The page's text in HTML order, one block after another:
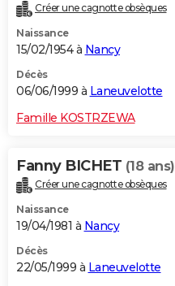
Créer une cagnotte obsèques
Naissance
15/02/1954 à Nancy
Décès
06/06/1999 à Laneuvelotte
Famille KOSTRZEWA
Fanny BICHET (18 ans)
Créer une cagnotte obsèques
Naissance
19/04/1981 à Nancy
Décès
22/05/1999 à Laneuvelotte